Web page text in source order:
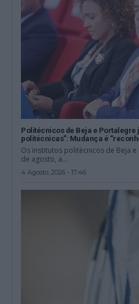
Politécnicos de Beja e Portalegre
politécnicas”: Mudança é
Os institutos politécnicos de Beja
de agosto, a...
4 Agosto, 2026 - 17:46